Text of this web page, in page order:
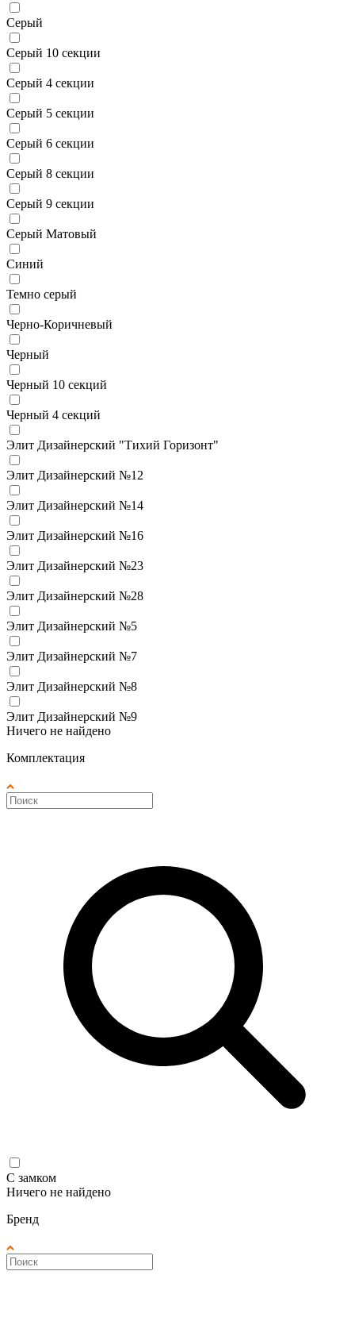
Серый
Серый 10 секции
Серый 4 секции
Серый 5 секции
Серый 6 секции
Серый 8 секции
Серый 9 секции
Серый Матовый
Синий
Темно серый
Черно-Коричневый
Черный
Черный 10 секций
Черный 4 секций
Элит Дизайнерский "Тихий Горизонт"
Элит Дизайнерский №12
Элит Дизайнерский №14
Элит Дизайнерский №16
Элит Дизайнерский №23
Элит Дизайнерский №28
Элит Дизайнерский №5
Элит Дизайнерский №7
Элит Дизайнерский №8
Элит Дизайнерский №9
Ничего не найдено
Комплектация
С замком
Ничего не найдено
Бренд